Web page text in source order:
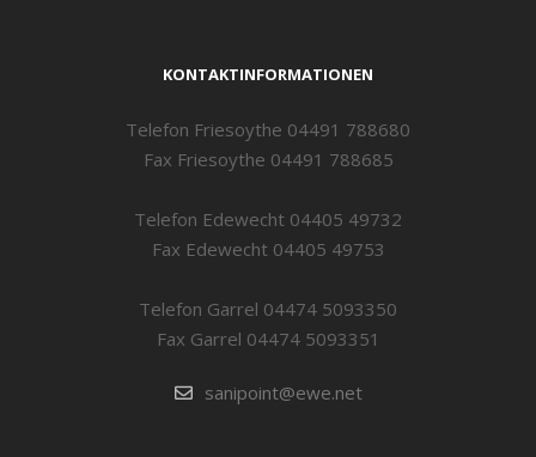
KONTAKTINFORMATIONEN
Telefon Friesoythe 04491 788680
Fax Friesoythe 04491 788685
Telefon Edewecht 04405 49732
Fax Edewecht 04405 49753
Telefon Garrel 04474 5093350
Fax Garrel 04474 5093351
sanipoint@ewe.net